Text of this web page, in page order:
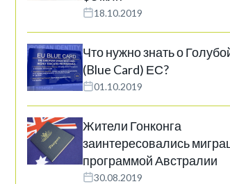
18.10.2019
Что нужно знать о
(Blue Card) ЕС?
01.10.2019
Жители Гонконга
заинтересовались
программой Австралии
30.08.2019